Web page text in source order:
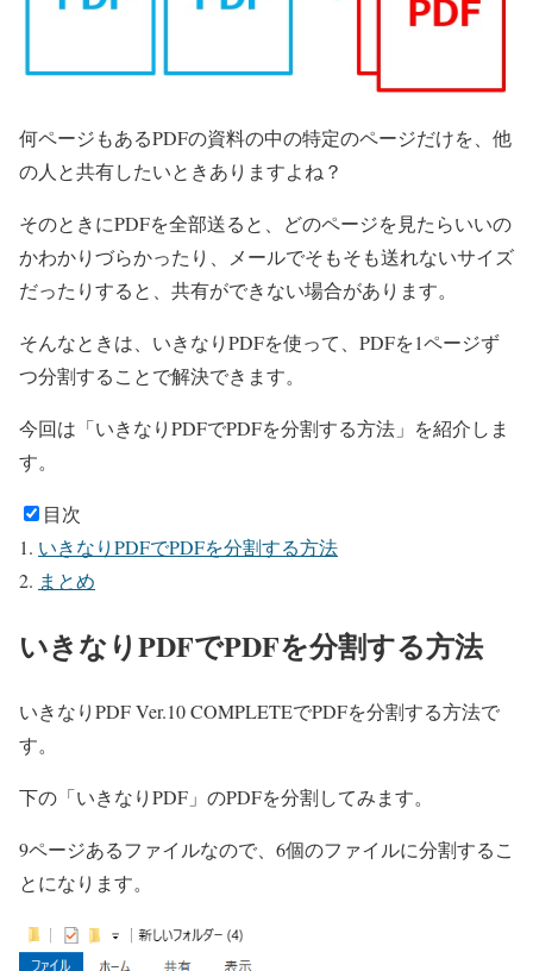
何ページもあるPDFの資料の中の特定のページだけを、他
の人と共有したいときありますよね？
そのときにPDFを全部送ると、どのページを見たらいいの
かわかりづらかったり、メールでそもそも送れないサイズ
だったりすると、共有ができない場合があります。
そんなときは、いきなりPDFを使って、PDFを1ページず
つ分割することで解決できます。
今回は「いきなりPDFでPDFを分割する方法」を紹介しま
す。
目次
いきなりPDFでPDFを分割する方法
まとめ
いきなりPDFでPDFを分割する方法
いきなりPDF Ver.10 COMPLETEでPDFを分割する方法で
す。
下の「いきなりPDF」のPDFを分割してみます。
9ページあるファイルなので、6個のファイルに分割するこ
とになります。